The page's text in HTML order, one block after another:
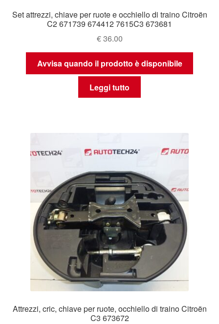
Set attrezzi, chiave per ruote e occhiello di traino Citroën
C2 671739 674412 7615C3 673681
€36.00
Avvisa quando il prodotto è disponibile
Leggi tutto
Attrezzi, cric, chiave per ruote, occhiello di traino Citroën
C3 673672